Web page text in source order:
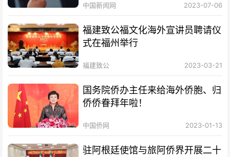
中国新闻网 2023-07-06
福建致公福文化海外宣讲员聘请仪
式在福州举行
福建致公 2023-03-21
国务院侨办主任来给海外侨胞、归
侨侨眷拜年啦！
中国侨网 2023-01-13
驻阿根廷使馆与旅阿侨界开展二十